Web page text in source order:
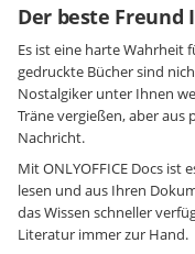
Der beste
Es ist eine harte Wahrheit
gedruckte Bücher sind
Nostalgiker unter Ihnen
Träne vergießen, aber aus
Nachricht.
Mit ONLYOFFICE Docs ist
lesen und aus Ihren
das Wissen schneller
Literatur immer zur Hand.